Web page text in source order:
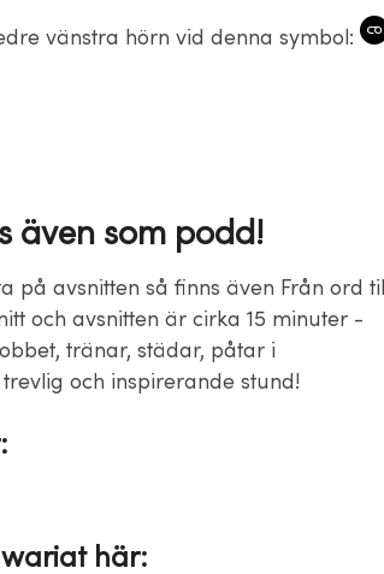
vänstra hörn vid denna symbol:
även som podd!
avsnitten så finns även Från ord till
och avsnitten är cirka 15 minuter -
tränar, städar, påtar i
och inspirerande stund!
här: